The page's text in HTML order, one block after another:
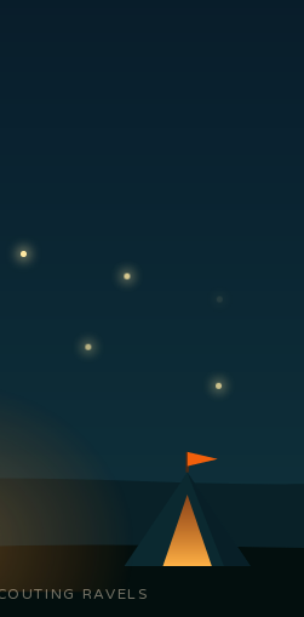
RAVELS